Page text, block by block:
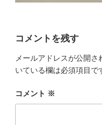
コメントを残す
メールアドレスが公開さ
いている欄は必須項目で
コメント ※